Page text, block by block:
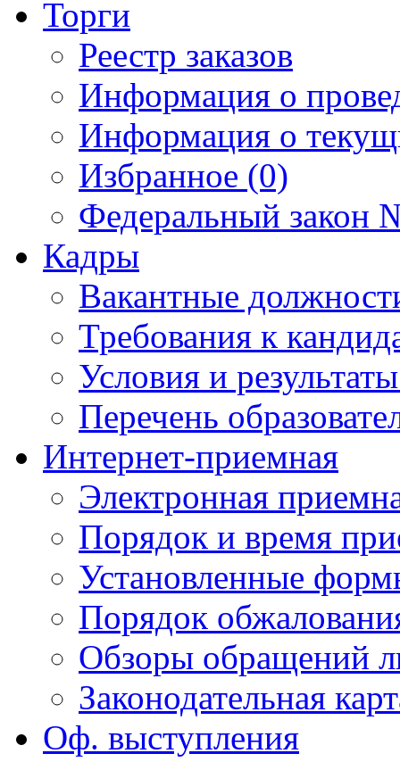
Торги
Реестр заказов
Информация о
Информация о
Избранное (0)
Федеральный закон
Кадры
Вакантные
Требования к
Условия и
Перечень
Интернет-приемная
Электронная
Порядок и время
Установленные
Порядок
Обзоры обращений
Законодательная
Оф. выступления